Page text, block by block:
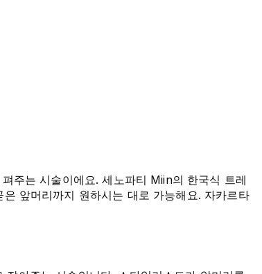
주는 시술이에요. 세노파티 Miin의 한국식 트레
앞머리까지 원하시는 대로 가능해요. 자카르타